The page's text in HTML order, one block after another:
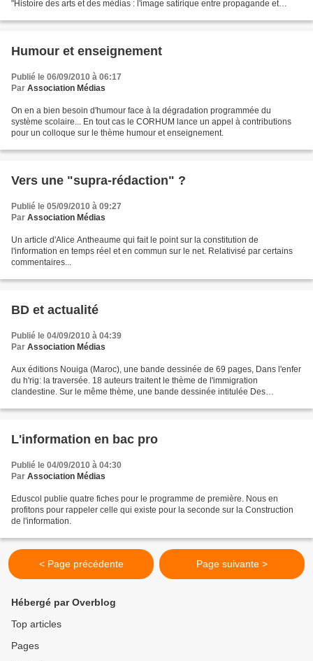
"Histoire des arts et des médias : l'image satirique entre propagande et
Humour et enseignement
Publié le 06/09/2010 à 06:17
Par Association Médias
On en a bien besoin d'humour face à la dégradation programmée du
système scolaire... En tout cas le CORHUM lance un appel à contributions
pour un colloque sur le thème humour et enseignement.
Vers une "supra-rédaction" ?
Publié le 05/09/2010 à 09:27
Par Association Médias
Un article d'Alice Antheaume qui fait le point sur la constitution de
l'information en temps réel et en commun sur le net. Relativisé par certains
commentaires...
BD et actualité
Publié le 04/09/2010 à 04:39
Par Association Médias
Aux éditions Nouiga (Maroc), une bande dessinée de 69 pages, Dans l'enfer
du h'rig: la traversée. 18 auteurs traitent le thème de l'immigration
clandestine. Sur le même thème, une bande dessinée intitulée Des
L'information en bac pro
Publié le 04/09/2010 à 04:30
Par Association Médias
Eduscol publie quatre fiches pour le programme de première. Nous en
profitons pour rappeler celle qui existe pour la seconde sur la Construction
de l'information.
< Page précédente Page suivante >
Hébergé par Overblog
Top articles
Pages